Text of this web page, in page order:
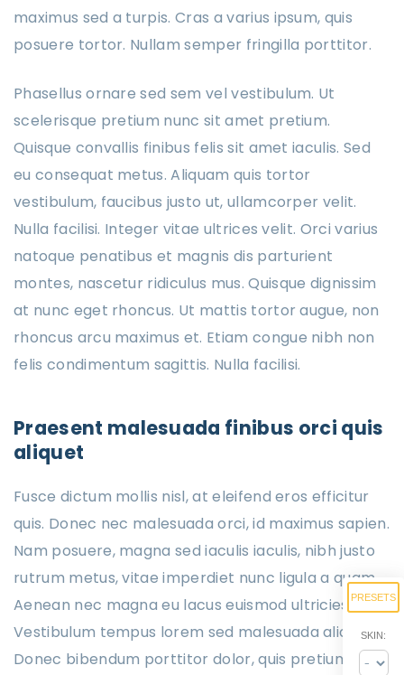
maximus sed a turpis. Cras a varius ipsum, quis
posuere tortor. Nullam semper fringilla porttitor.
Phasellus ornare sed sem vel vestibulum. Ut
scelerisque pretium nunc sit amet pretium.
Quisque convallis finibus felis sit amet iaculis. Sed
eu consequat metus. Aliquam quis tortor
vestibulum, faucibus justo ut, ullamcorper velit.
Nulla facilisi. Integer vitae ultrices velit. Orci varius
natoque penatibus et magnis dis parturient
montes, nascetur ridiculus mus. Quisque dignissim
at nunc eget rhoncus. Ut mattis tortor augue, non
rhoncus arcu maximus et. Etiam congue nibh non
felis condimentum sagittis. Nulla facilisi.
Praesent malesuada finibus orci quis
aliquet
Fusce dictum mollis nisl, at eleifend eros efficitur
quis. Donec nec malesuada orci, id maximus sapien.
Nam posuere, magna sed iaculis iaculis, nibh justo
rutrum metus, vitae imperdiet nunc ligula a quam.
Aenean nec magna eu lacus euismod ultricies.
Vestibulum tempus lorem sed malesuada aliquet.
Donec bibendum porttitor dolor, quis pretium urna
PRESETS
SKIN: